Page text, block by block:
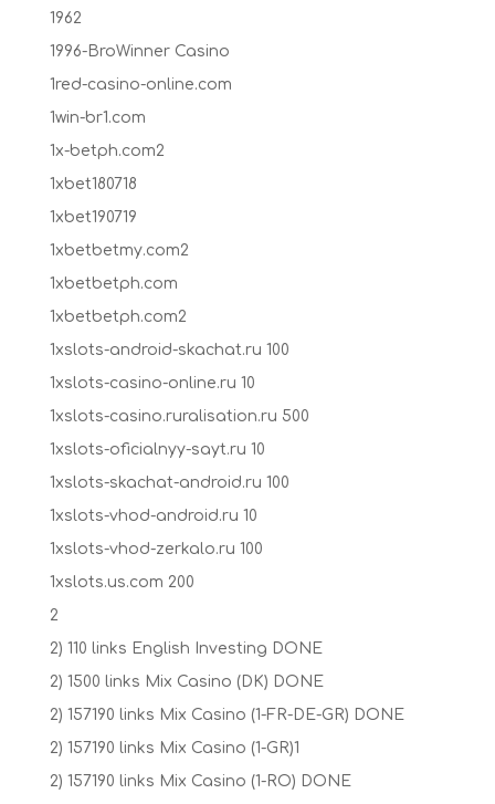
1962
1996-BroWinner Casino
1red-casino-online.com
1win-br1.com
1x-betph.com2
1xbet180718
1xbet190719
1xbetbetmy.com2
1xbetbetph.com
1xbetbetph.com2
1xslots-android-skachat.ru 100
1xslots-casino-online.ru 10
1xslots-casino.ruralisation.ru 500
1xslots-oficialnyy-sayt.ru 10
1xslots-skachat-android.ru 100
1xslots-vhod-android.ru 10
1xslots-vhod-zerkalo.ru 100
1xslots.us.com 200
2
2) 110 links English Investing DONE
2) 1500 links Mix Casino (DK) DONE
2) 157190 links Mix Casino (1-FR-DE-GR) DONE
2) 157190 links Mix Casino (1-GR)1
2) 157190 links Mix Casino (1-RO) DONE